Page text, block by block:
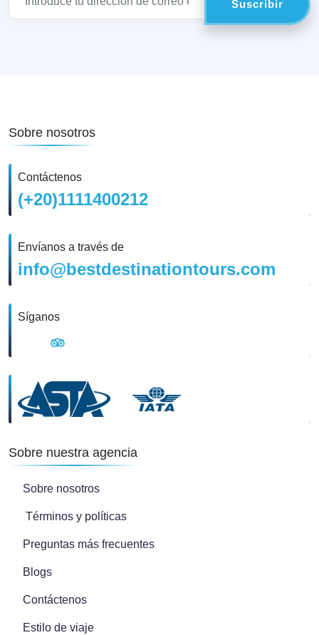
Sobre nosotros
Contáctenos
(+20)1111400212
Envíanos a través de
info@bestdestinationtours.com
Síganos
Sobre nuestra agencia
Sobre nosotros
Términos y políticas
Preguntas más frecuentes
Blogs
Contáctenos
Estilo de viaje